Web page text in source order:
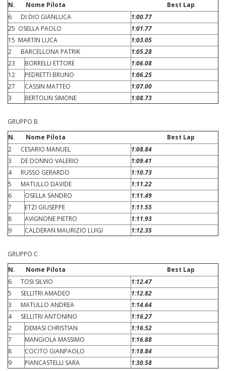
N. Nome Pilota Best Lap
6 DI DIO GIANLUCA
1:00.77
25 OSELLA PAOLO
1:01.77
15 MARTIN LUCA
1:03.05
2 BARCELLONA PATRIK
1:05.28
23
BORRELLI ETTORE
1:06.08
12
PEDRETTI BRUNO
1:06.25
27
CASSIN MATTEO
1:07.00
3
BERTOLIN SIMONE 1:08.73
GRUPPO B
N. Nome Pilota Best Lap
2 CESARIO MANUEL
1:08.84
3 DE DONNO VALERIO
1:09.41
4 RUSSO GERARDO
1:10.73
5 MATULLO DAVIDE
1:11.22
6
OSELLA SANDRO
1:11.49
7
ETZI GIUSEPPE
1:11.55
8
AVIGNONE PIETRO
1:11.93
9
CALDERAN MAURIZIO LUIGI 1:12.35
GRUPPO C
N. Nome Pilota Best Lap
6 TOSI SILVIO
1:12.47
5 SELLITRI AMADEO
1:12.82
3 MATULLO ANDREA
1:14.64
4 SELLITRI ANTONINO
1:16.27
2
DEMASI CHRISTIAN
1:16.52
7
MANGIOLA MASSIMO
1:16.88
8
COCITO GIANPAOLO
1:18.84
9
PIANCASTELLI SARA 1:30.58